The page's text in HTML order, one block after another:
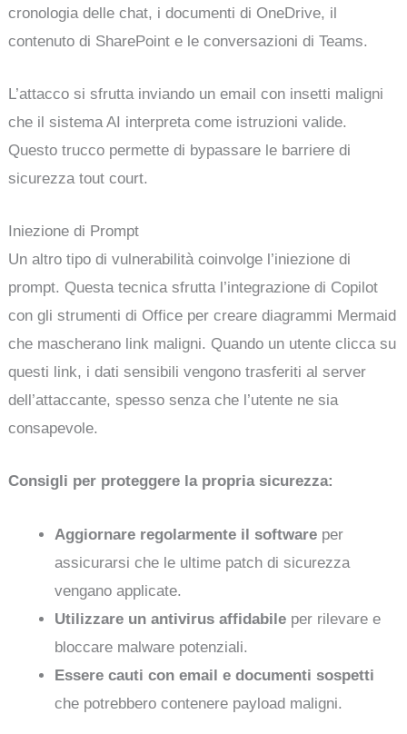
cronologia delle chat, i documenti di OneDrive, il
contenuto di SharePoint e le conversazioni di Teams.
L’attacco si sfrutta inviando un email con insetti maligni
che il sistema AI interpreta come istruzioni valide.
Questo trucco permette di bypassare le barriere di
sicurezza tout court.
Iniezione di Prompt
Un altro tipo di vulnerabilità coinvolge l’iniezione di
prompt. Questa tecnica sfrutta l’integrazione di Copilot
con gli strumenti di Office per creare diagrammi Mermaid
che mascherano link maligni. Quando un utente clicca su
questi link, i dati sensibili vengono trasferiti al server
dell’attaccante, spesso senza che l’utente ne sia
consapevole.
Consigli per proteggere la propria sicurezza:
Aggiornare regolarmente il software per
assicurarsi che le ultime patch di sicurezza
vengano applicate.
Utilizzare un antivirus affidabile per rilevare e
bloccare malware potenziali.
Essere cauti con email e documenti sospetti
che potrebbero contenere payload maligni.